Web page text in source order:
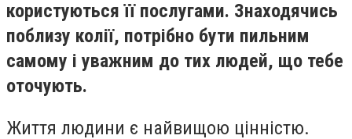
користуються її послугами. Знаходячись
поблизу колії, потрібно бути пильним
самому і уважним до тих людей, що тебе
оточують.
Життя людини є найвищою цінністю.